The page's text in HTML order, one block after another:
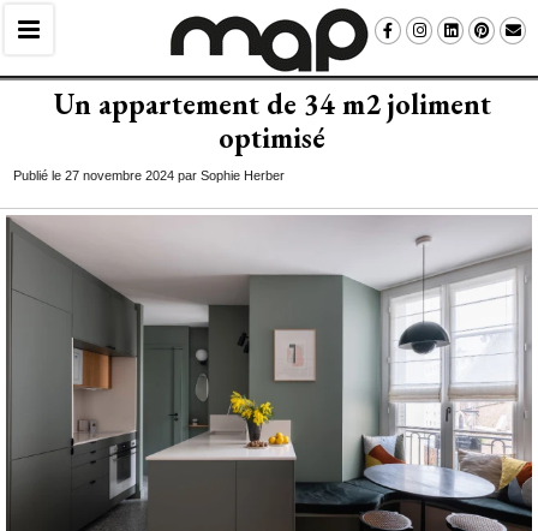
Un appartement de 34 m2 joliment
optimisé
Publié le 27 novembre 2024 par Sophie Herber